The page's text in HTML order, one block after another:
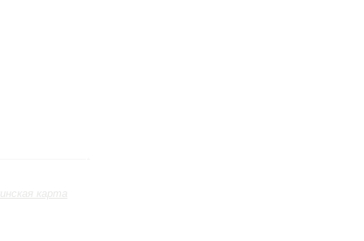
карта